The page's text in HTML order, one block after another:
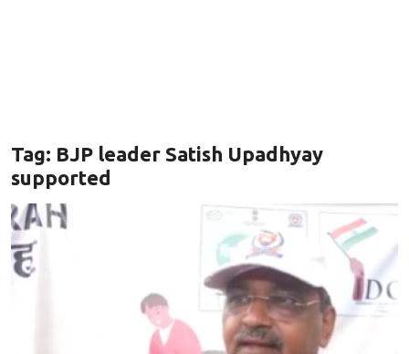
जानकारियाँ
मनोरंजन
Technology
Tag: BJP leader Satish Upadhyay
supported